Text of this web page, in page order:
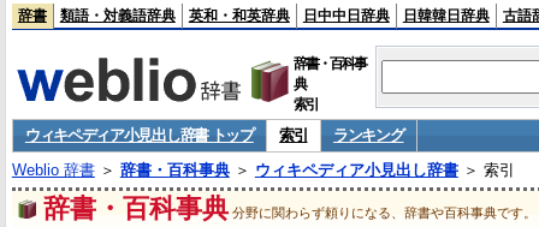
辞書 類語・対義語辞典 英和・和英辞典 日中中日辞典 日韓韓日辞典 古語
辞書・百科事
典
索引
ウィキペディア小見出し辞書 トップ 索引
ランキング
Weblio 辞書＞ 辞書・百科事典＞ ウィキペディア小見出し辞書＞ 索引
辞書・百科事典 分野に関わらず頼りになる、辞書や百科事典です。